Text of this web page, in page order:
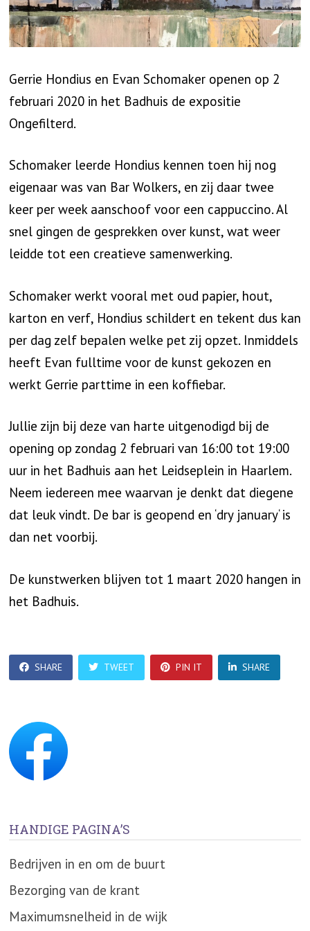
Gerrie Hondius en Evan Schomaker openen op 2
februari 2020 in het Badhuis de expositie
Ongefilterd.
Schomaker leerde Hondius kennen toen hij nog
eigenaar was van Bar Wolkers, en zij daar twee
keer per week aanschoof voor een cappuccino. Al
snel gingen de gesprekken over kunst, wat weer
leidde tot een creatieve samenwerking.
Schomaker werkt vooral met oud papier, hout,
karton en verf, Hondius schildert en tekent dus kan
per dag zelf bepalen welke pet zij opzet. Inmiddels
heeft Evan fulltime voor de kunst gekozen en
werkt Gerrie parttime in een koffiebar.
Jullie zijn bij deze van harte uitgenodigd bij de
opening op zondag 2 februari van 16:00 tot 19:00
uur in het Badhuis aan het Leidseplein in Haarlem.
Neem iedereen mee waarvan je denkt dat diegene
dat leuk vindt. De bar is geopend en ‘dry january‘ is
dan net voorbij.
De kunstwerken blijven tot 1 maart 2020 hangen in
het Badhuis.
SHARE TWEET PIN IT SHARE
HANDIGE PAGINA’S
Bedrijven in en om de buurt
Bezorging van de krant
Maximumsnelheid in de wijk